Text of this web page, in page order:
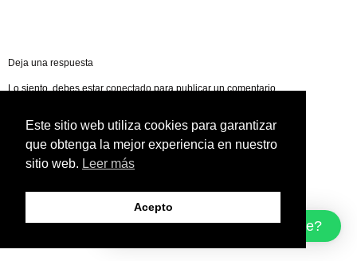
Deja una respuesta
Lo siento, debes estarconectadopara publicar un comentario.
¿Cómo podemos ayudarte?
Este sitio web utiliza cookies para garantizar
que obtenga la mejor experiencia en nuestro
sitio web. Leer más
Acepto